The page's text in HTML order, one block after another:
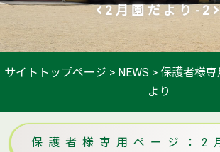
2月園だより-2
サイトトップページ > NEWS > 保護者様
より
保護者様専用ページ：2